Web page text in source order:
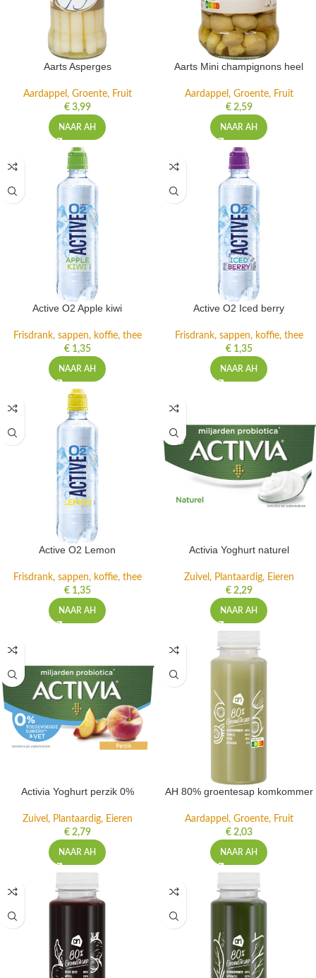
Aarts Asperges
Aardappel, Groente, Fruit
€3,99
NAAR AH
Aarts Mini champignons heel
Aardappel, Groente, Fruit
€2,59
NAAR AH
Active O2 Apple kiwi
Frisdrank, sappen, koffie, thee
€1,35
NAAR AH
Active O2 Iced berry
Frisdrank, sappen, koffie, thee
€1,35
NAAR AH
Active O2 Lemon
Frisdrank, sappen, koffie, thee
€1,35
NAAR AH
Activia Yoghurt naturel
Zuivel, Plantaardig, Eieren
€2,29
NAAR AH
Activia Yoghurt perzik 0%
Zuivel, Plantaardig, Eieren
€2,79
NAAR AH
AH 80% groentesap komkommer
Aardappel, Groente, Fruit
€2,03
NAAR AH